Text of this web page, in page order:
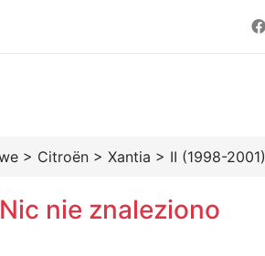
> Citroën > Xantia > II (1998-2001)
Nic nie znaleziono